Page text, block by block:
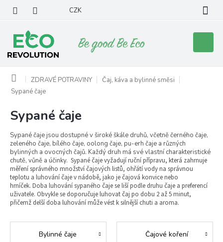
obsah
CZK
košík
Domů ZDRAVÉ POTRAVINY
Čaj, káva a bylinné směsi
Sypané čaje
Sypané čaje
Sypané čaje jsou dostupné v široké škále druhů, včetně černého čaje,
zeleného čaje, bílého čaje, oolong čaje, pu-erh čaje a různých
bylinných a ovocných čajů. Každý druh má své vlastní charakteristické
chutě, vůně a účinky. Sypané čaje vyžadují ruční přípravu, která zahrnuje
měření správného množství čajových listů, ohřátí vody na správnou
teplotu a luhování čaje v nádobě, jako je čajová konvice nebo
hrníček. Doba luhování sypaného čaje se liší podle druhu čaje a preferencí
uživatele. Obvykle se doporučuje luhovat čaj po dobu 2 až 5 minut,
přičemž delší doba luhování může vést k silnější chuti a aroma.
Bylinné čaje Čajové koření